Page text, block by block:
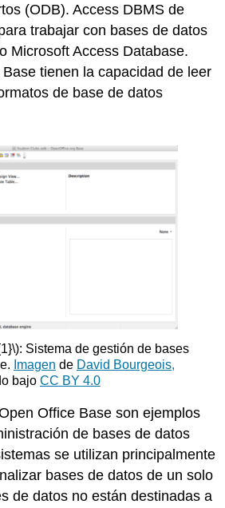
(ODB). Access DBMS de
trabajar con bases de datos
Microsoft Access Database.
tienen la capacidad de leer
de base de datos
: Sistema de gestión de bases
Imagen de David Bourgeois,
bajo CC BY 4.0
Office Base son ejemplos
de bases de datos
se utilizan principalmente
bases de datos de un solo
de datos no están destinadas a